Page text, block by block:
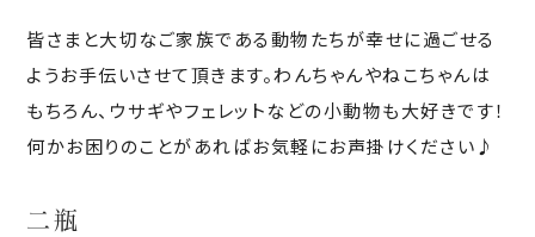
皆さまと大切なご家族である動物たちが幸せに過ごせる
ようお手伝いさせて頂きます。わんちゃんやねこちゃんは
もちろん、ウサギやフェレットなどの小動物も大好きです！
何かお困りのことがあればお気軽にお声掛けください♪
二瓶